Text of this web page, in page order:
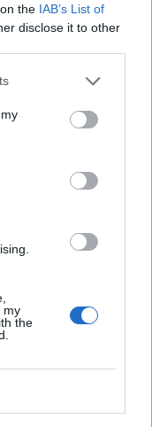
the IAB’s List of
disclose it to other
my
the
3,00von 5)